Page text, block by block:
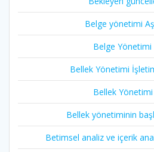
Belge yönetimi
Belge Yönetimi
Bellek Yönetimi
Bellek
Bellek yönetiminin
Betimsel analiz ve içerik